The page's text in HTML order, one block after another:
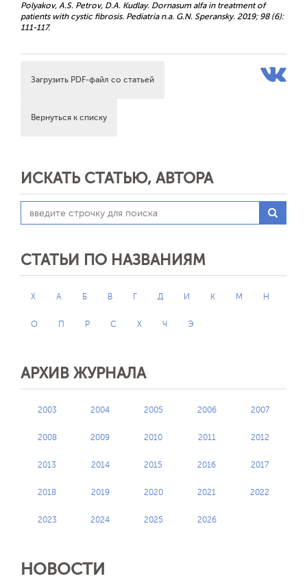
Polyakov, A.S. Petrov, D.A. Kudlay. Dornasum alfa in treatment of
patients with cystic fibrosis. Pediatria n.a. G.N. Speransky. 2019; 98 (6):
111-117.
Загрузить PDF-файл со статьей
Вернуться к списку
ИСКАТЬ СТАТЬЮ, АВТОРА
СТАТЬИ ПО НАЗВАНИЯМ
X А Б В Г Д И К М Н
О П Р С Х Ч Э
АРХИВ ЖУРНАЛА
2003 2004 2005 2006 2007
2008 2009 2010 2011 2012
2013 2014 2015 2016 2017
2018 2019 2020 2021 2022
2023 2024 2025 2026
НОВОСТИ